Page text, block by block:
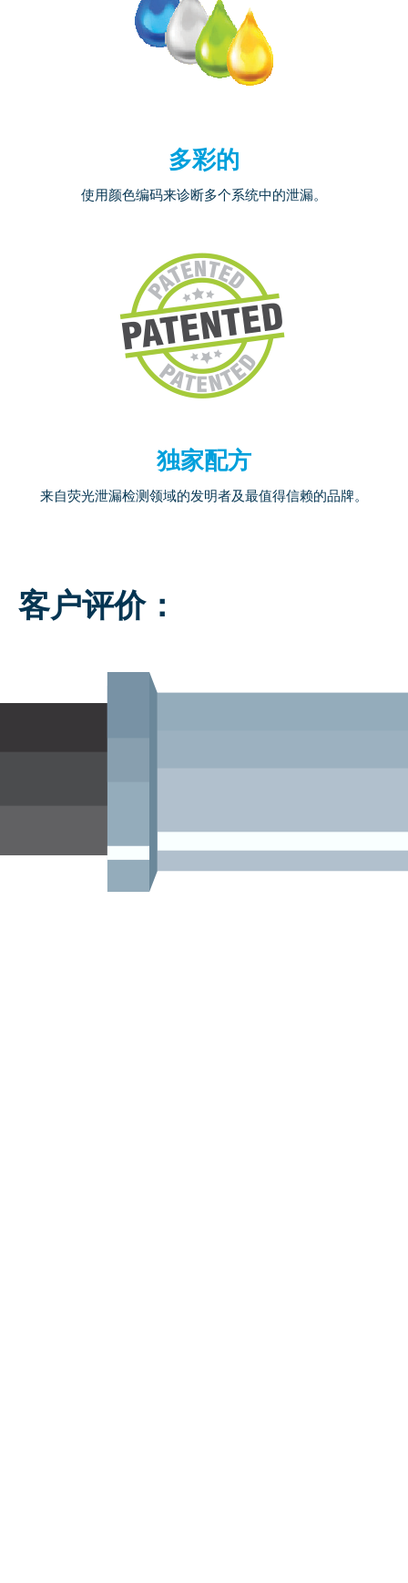
多彩的
使用颜色编码来诊断多个系统中的泄漏。
独家配方
来自荧光泄漏检测领域的发明者及最值得信赖的品牌。
客户评价：